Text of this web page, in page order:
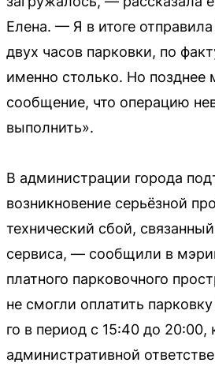
Елена. — Я в итоге отправила
двух часов парковки, по
именно столько. Но позднее
сообщение, что операцию
выполнить».
В администрации города
возникновение серьёзной
технический сбой,
сервиса, — сообщили в
платного парковочного
не смогли оплатить
го в период с 15:40 до 20:00,
административной